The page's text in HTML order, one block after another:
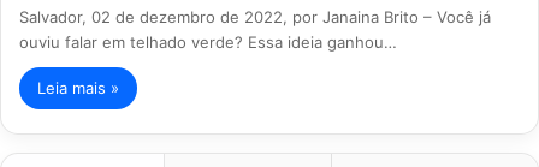
Salvador, 02 de dezembro de 2022, por Janaina Brito – Você já
ouviu falar em telhado verde? Essa ideia ganhou…
Leia mais »